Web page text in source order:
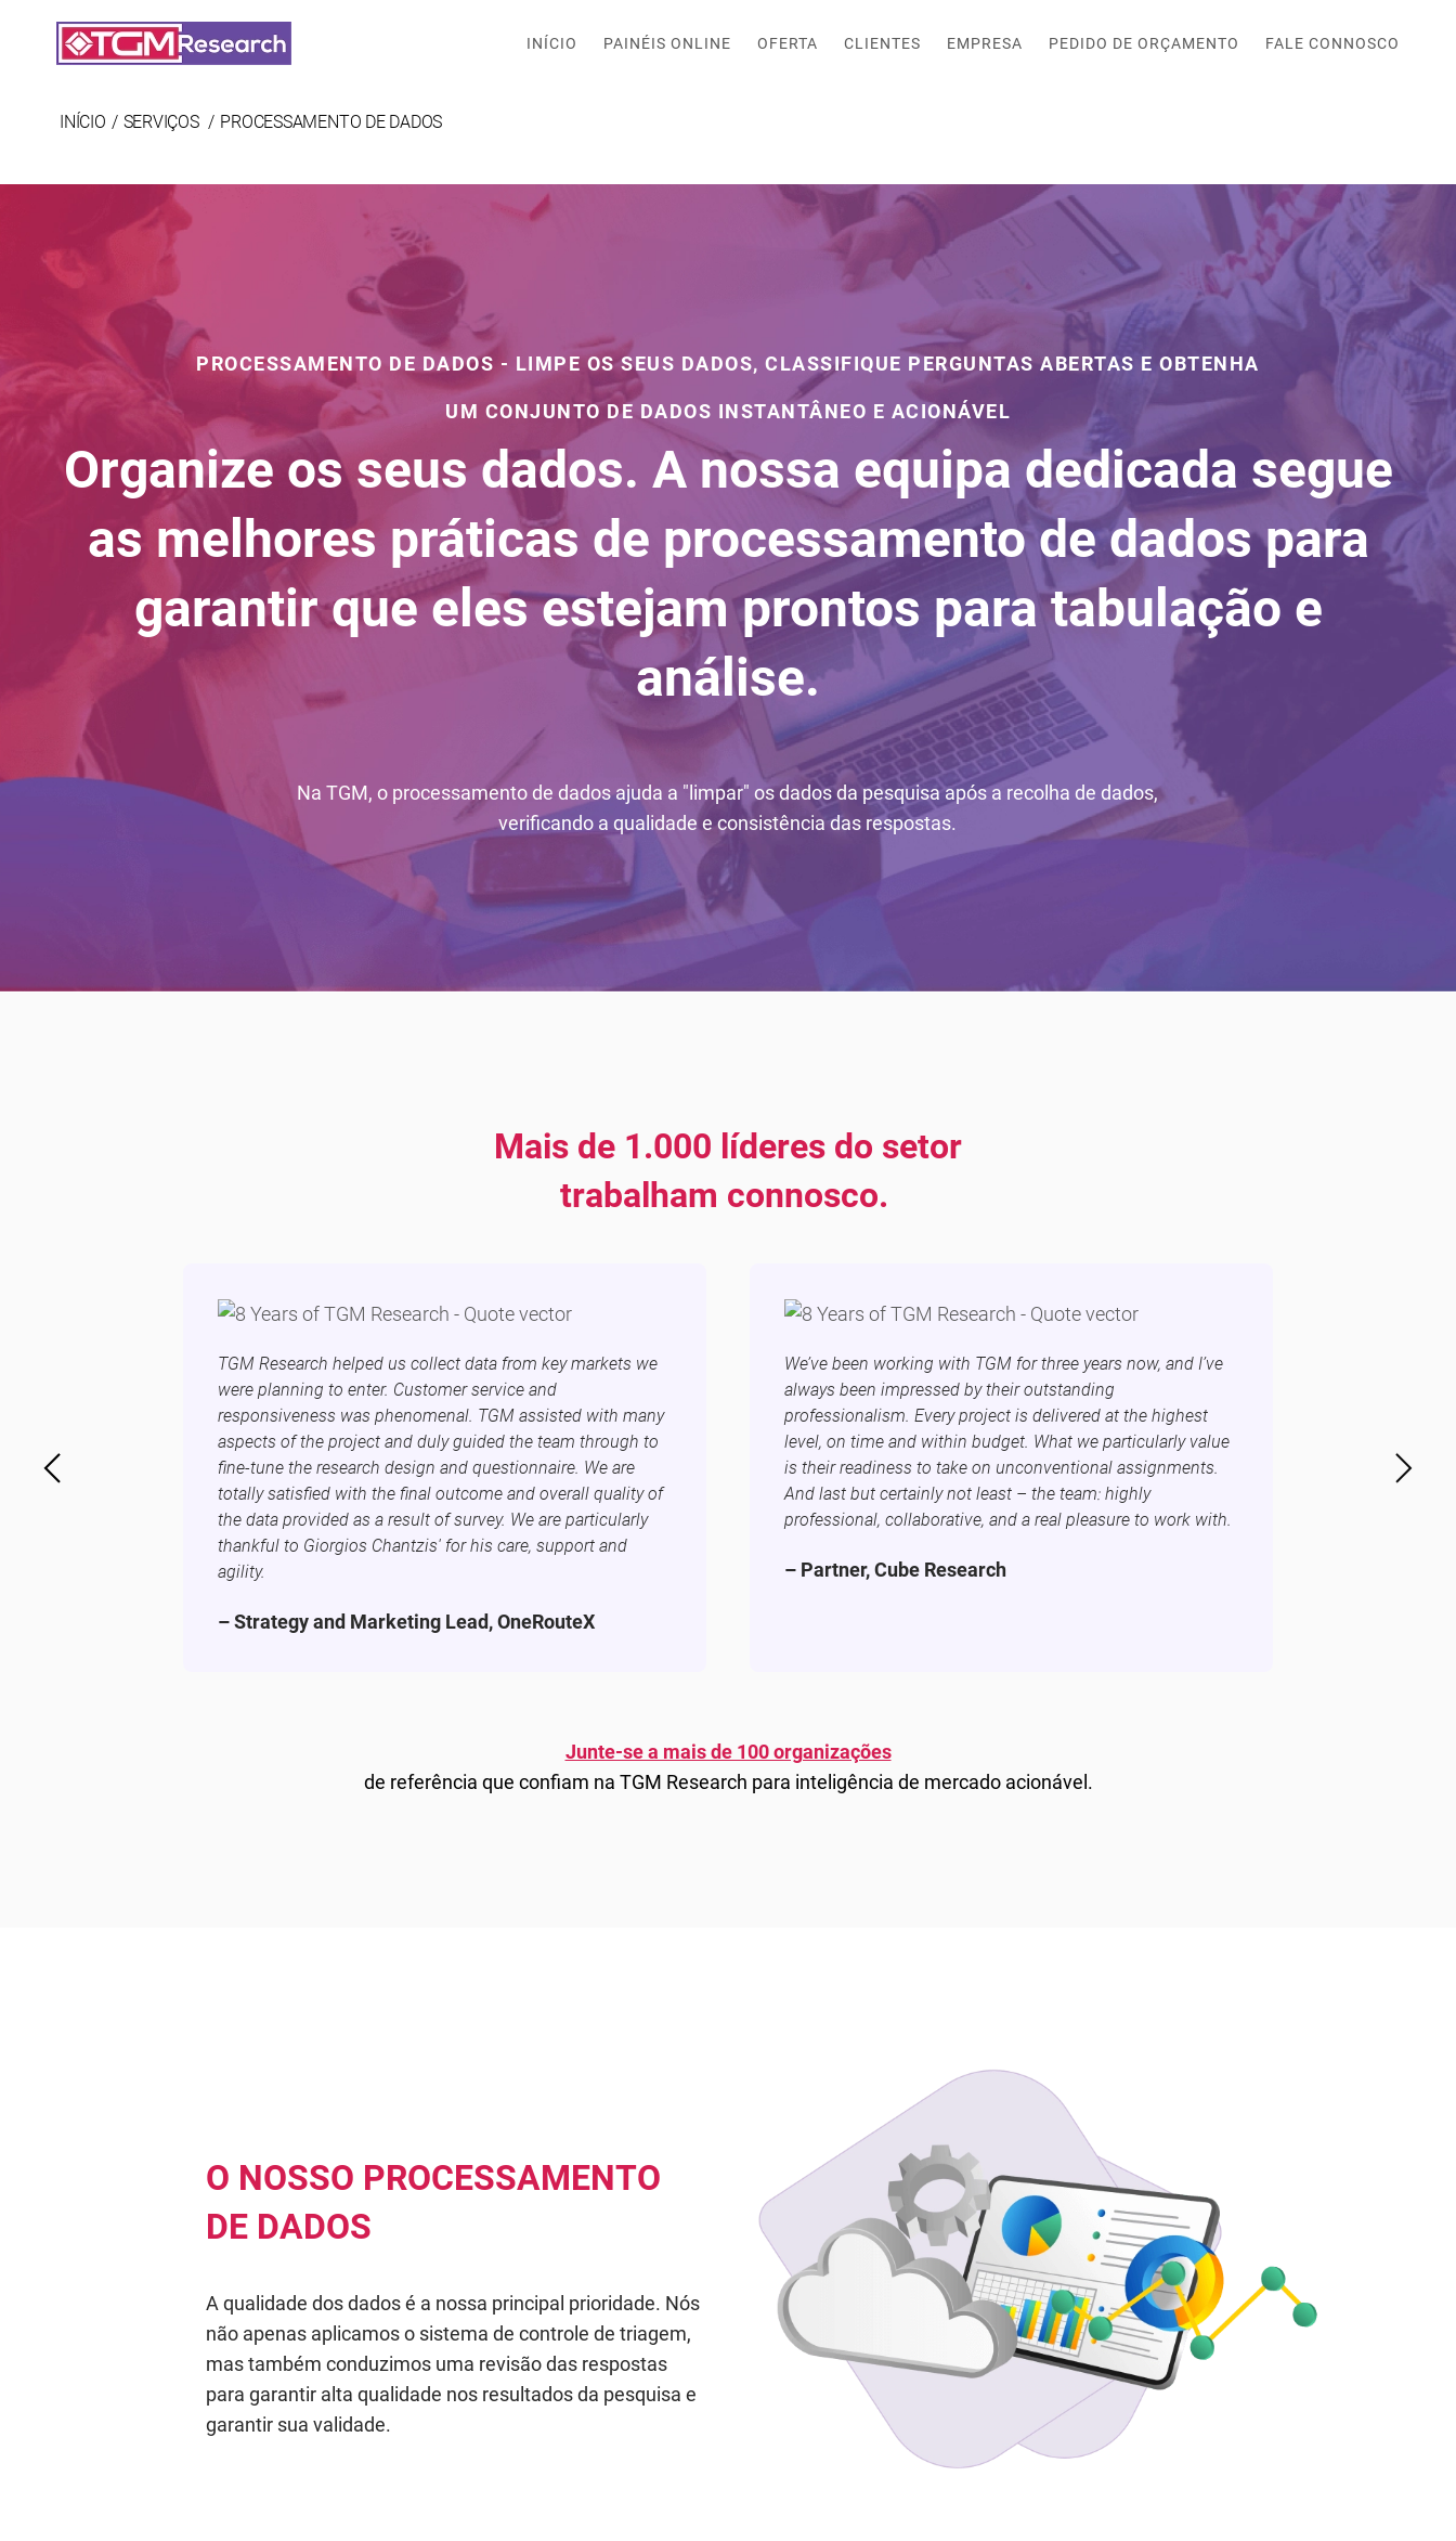
Saltar para o conteúdo principal INÍCIO PAINÉIS ONLINE OFERTA CLIENTES EMPRESA PEDIDO DE ORÇAMENTO FALE CONNOSCO
INÍCIO SERVIÇOS PROCESSAMENTO DE DADOS
PROCESSAMENTO DE DADOS - LIMPE OS SEUS DADOS, CLASSIFIQUE PERGUNTAS ABERTAS E OBTENHA
UM CONJUNTO DE DADOS INSTANTÂNEO E ACIONÁVEL
Organize os seus dados. A nossa equipa dedicada segue
as melhores práticas de processamento de dados para
garantir que eles estejam prontos para tabulação e
análise.
Na TGM, o processamento de dados ajuda a "limpar" os dados da pesquisa após a recolha de dados,
verificando a qualidade e consistência das respostas.
Mais de 1.000 líderes do setor
trabalham connosco.
TGM Research helped us collect data from key markets we
were planning to enter. Customer service and
responsiveness was phenomenal. TGM assisted with many
aspects of the project and duly guided the team through to
fine-tune the research design and questionnaire. We are
totally satisfied with the final outcome and overall quality of
the data provided as a result of survey. We are particularly
thankful to Giorgios Chantzis' for his care, support and
agility.
– Strategy and Marketing Lead, OneRouteX
We’ve been working with TGM for three years now, and I’ve
always been impressed by their outstanding
professionalism. Every project is delivered at the highest
level, on time and within budget. What we particularly value
is their readiness to take on unconventional assignments.
And last but certainly not least – the team: highly
professional, collaborative, and a real pleasure to work with.
– Partner, Cube Research
Junte-se a mais de 100 organizações
de referência que confiam na TGM Research para inteligência de mercado acionável.
O NOSSO PROCESSAMENTO
DE DADOS
A qualidade dos dados é a nossa principal prioridade. Nós
não apenas aplicamos o sistema de controle de triagem,
mas também conduzimos uma revisão das respostas
para garantir alta qualidade nos resultados da pesquisa e
garantir sua validade.